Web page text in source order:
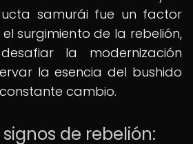
samurái fue un factor
surgimiento de la rebelión,
la modernización
la esencia del bushido
cambio.
de rebelión: